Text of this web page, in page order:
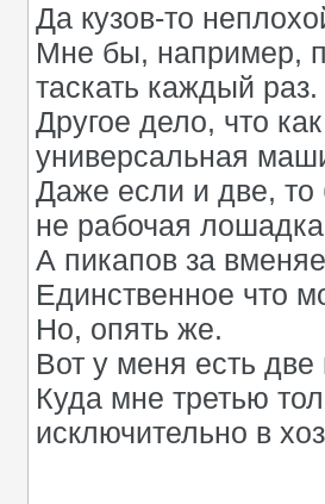
Да кузов-то
Мне бы, например,
таскать каждый раз.
Другое дело, что
универсальная
Даже если и две, то
не рабочая
А пикапов за
Единственное что
Но, опять же.
Вот у меня есть
Куда мне третью
исключительно в